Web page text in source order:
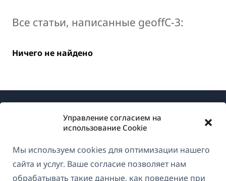
Управление согласием на
использование Cookie
Мы используем cookies для оптимизации нашего
сайта и услуг. Ваше согласие позволяет нам
обрабатывать такие данные, как поведение при
Все статьи, написанные geoffC-3:
Ничего не найдено
О WPML
GDPR и политика конфиденциальности